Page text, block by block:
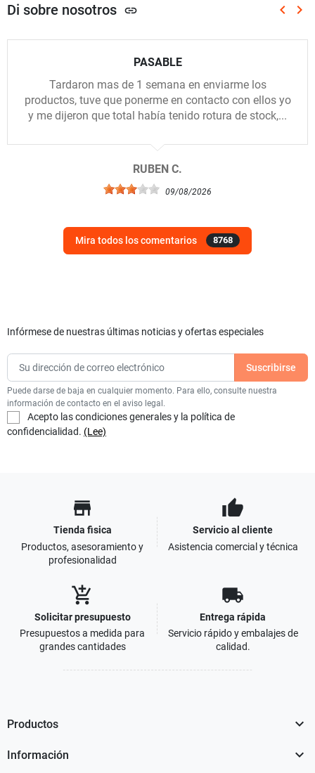
Di sobre nosotros link keyboard_arrow_left keyboard_arrow_right
PASABLE
Tardaron mas de 1 semana en enviarme los
productos, tuve que ponerme en contacto con ellos yo
y me dijeron que total había tenido rotura de stock,...
RUBEN C.
09/08/2026
Mira todos los comentarios 8768
Infórmese de nuestras últimas noticias y ofertas especiales
Puede darse de baja en cualquier momento. Para ello, consulte nuestra
información de contacto en el aviso legal.
Acepto las condiciones generales y la política de
confidencialidad. (Lee)
store
Tienda fisica
Productos, asesoramiento y
profesionalidad
thumb_up
Servicio al cliente
Asistencia comercial y técnica
add_shopping_cart
Solicitar presupuesto
Presupuestos a medida para
grandes cantidades
local_shipping
Entrega rápida
Servicio rápido y embalajes de
calidad.
Productos 
Información 